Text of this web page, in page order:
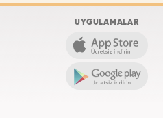
UYGULAMALAR